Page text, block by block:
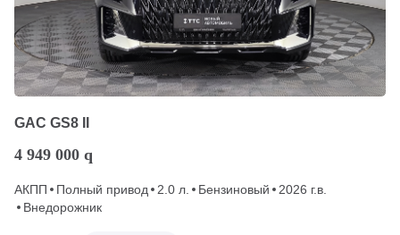
GAC GS8 II
4 949 000 q
АКПП Полный привод 2.0 л. Бензиновый
2026 г.в.
Внедорожник